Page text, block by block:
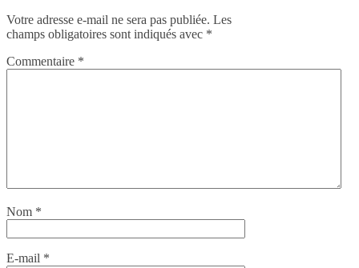
Votre adresse e-mail ne sera pas publiée. Les
champs obligatoires sont indiqués avec *
Commentaire *
Nom *
E-mail *